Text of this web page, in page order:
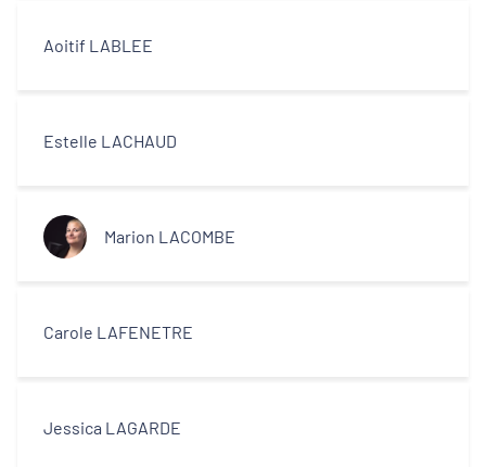
Aoitif LABLEE
Estelle LACHAUD
Marion LACOMBE
Carole LAFENETRE
Jessica LAGARDE